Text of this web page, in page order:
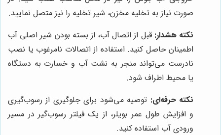
صورت نیاز به تخلیه مخزن، شیر تخلیه را نیز متصل نمایید.
نکته هشدار: قبل از اتصال آب، از بسته بودن شیر اصلی آب
اطمینان حاصل کنید. استفاده از اتصالات نامرغوب یا نصب
نادرست می‌تواند منجر به نشت آب و خسارت به دستگاه
یا محیط اطراف شود.
نکته حرفه‌ای: توصیه می‌شود برای جلوگیری از رسوب‌گیری
و افزایش طول عمر بویلر، از یک فیلتر رسوب‌گیر در مسیر
ورودی آب استفاده کنید.